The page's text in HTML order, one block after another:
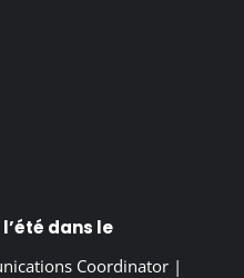
dans le
Coordinator|